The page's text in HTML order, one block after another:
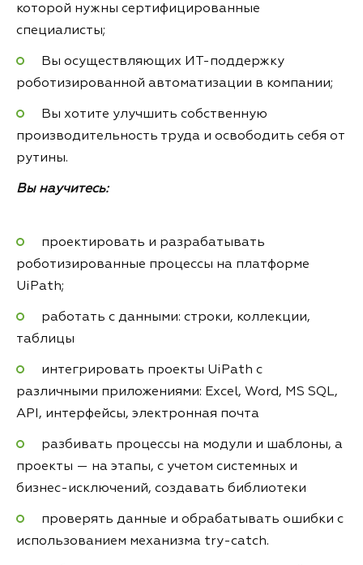
которой нужны сертифицированные
специалисты;
Вы осуществляющих ИТ-поддержку
роботизированной автоматизации в компании;
Вы хотите улучшить собственную
производительность труда и освободить себя от
рутины.
Вы научитесь:
проектировать и разрабатывать
роботизированные процессы на платформе
UiPath;
работать с данными: строки, коллекции,
таблицы
интегрировать проекты UiPath с
различными приложениями: Excel, Word, MS SQL,
API, интерфейсы, электронная почта
разбивать процессы на модули и шаблоны, а
проекты — на этапы, с учетом системных и
бизнес-исключений, создавать библиотеки
проверять данные и обрабатывать ошибки с
использованием механизма try-catch.